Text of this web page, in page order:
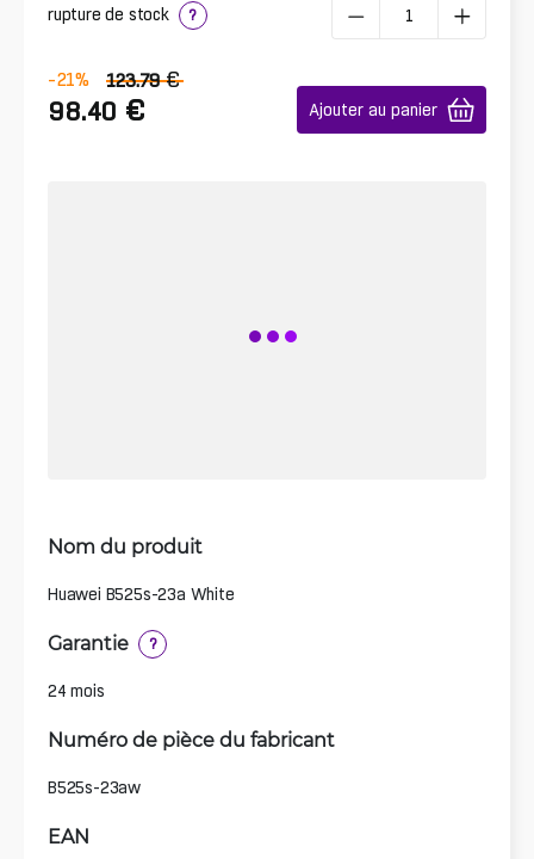
rupture de stock ?
-21% 123.79 €
98.40 € Ajouter au panier
Nom du produit
Huawei B525s-23a White
Garantie ?
24 mois
Numéro de pièce du fabricant
B525s-23aw
EAN